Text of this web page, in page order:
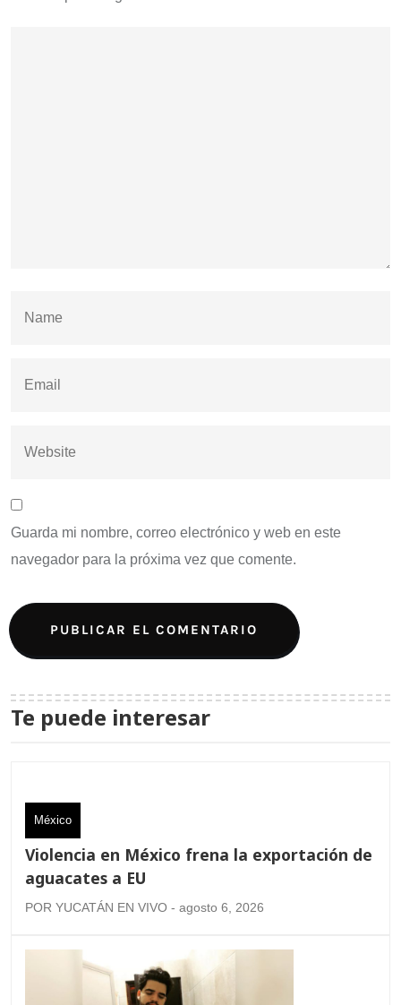
Guarda mi nombre, correo electrónico y web en este
navegador para la próxima vez que comente.
Te puede interesar
México
Violencia en México frena la exportación de
aguacates a EU
POR YUCATÁN EN VIVO - agosto 6, 2026